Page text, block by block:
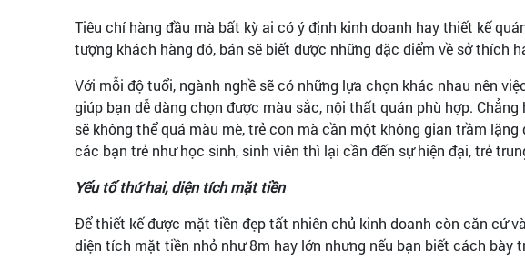
Tiêu chí hàng đầu mà bất kỳ ai có ý định kinh doanh hay thiết kế
tượng khách hàng đó, bán sẽ biết được những đặc điểm về sở thích
Với mỗi độ tuổi, ngành nghề sẽ có những lựa chọn khác nhau nên
giúp bạn dễ dàng chọn được màu sắc, nội thất quán phù hợp.
sẽ không thể quá màu mè, trẻ con mà cần một không gian trầm
các bạn trẻ như học sinh, sinh viên thì lại cần đến sự hiện đại, trẻ
Yếu tố thứ hai, diện tích mặt tiền
Để thiết kế được mặt tiền đẹp tất nhiên chủ kinh doanh còn căn cứ
diện tích mặt tiền nhỏ như 8m hay lớn nhưng nếu bạn biết cách